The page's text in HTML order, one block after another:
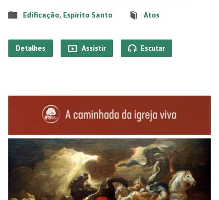
Edificação, Espírito Santo Atos
Detalhes Assistir Escutar